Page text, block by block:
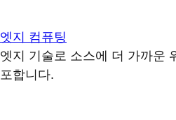
엣지 컴퓨팅
엣지 기술로 소스에 더 가까운
포합니다.